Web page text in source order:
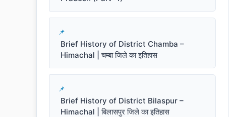
Brief History of District Chamba –
Himachal | चम्बा जिले का इतिहास
Brief History of District Bilaspur –
Himachal | बिलासपुर जिले का इतिहास